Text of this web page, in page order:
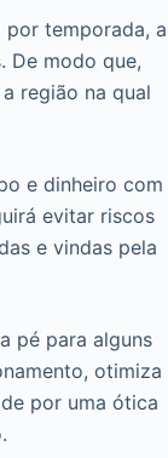
por temporada, a
De modo que,
região na qual
e dinheiro com
evitar riscos
e vindas pela
pé para alguns
otimiza
por uma ótica